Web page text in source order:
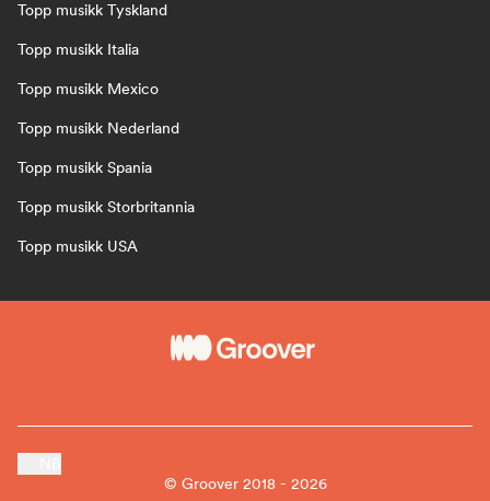
Topp musikk Tyskland
Topp musikk Italia
Topp musikk Mexico
Topp musikk Nederland
Topp musikk Spania
Topp musikk Storbritannia
Topp musikk USA
© Groover 2018 - 2026